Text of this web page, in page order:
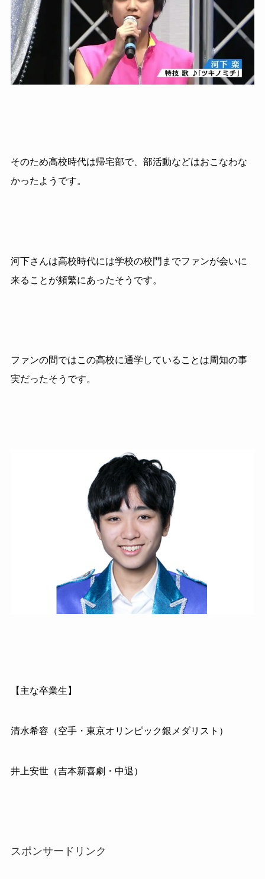
そのため高校時代は帰宅部で、部活動などはおこなわな
かったようです。
河下さんは高校時代には学校の校門までファンが会いに
来ることが頻繁にあったそうです。
ファンの間ではこの高校に通学していることは周知の事
実だったそうです。
【主な卒業生】
清水希容（空手・東京オリンピック銀メダリスト）
井上安世（吉本新喜劇・中退）
スポンサードリンク